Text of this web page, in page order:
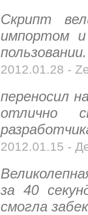
Скрипт
импортом
пользовании.
2012.01.28 -
переносил
отлично
2012.01.15 -
за 40
смогла